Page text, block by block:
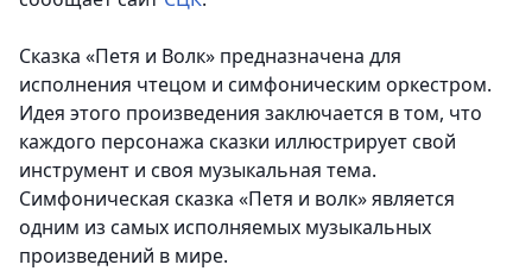
Сказка «Петя и Волк» предназначена для
исполнения чтецом и симфоническим оркестром.
Идея этого произведения заключается в том, что
каждого персонажа сказки иллюстрирует свой
инструмент и своя музыкальная тема.
Симфоническая сказка «Петя и волк» является
одним из самых исполняемых музыкальных
произведений в мире.